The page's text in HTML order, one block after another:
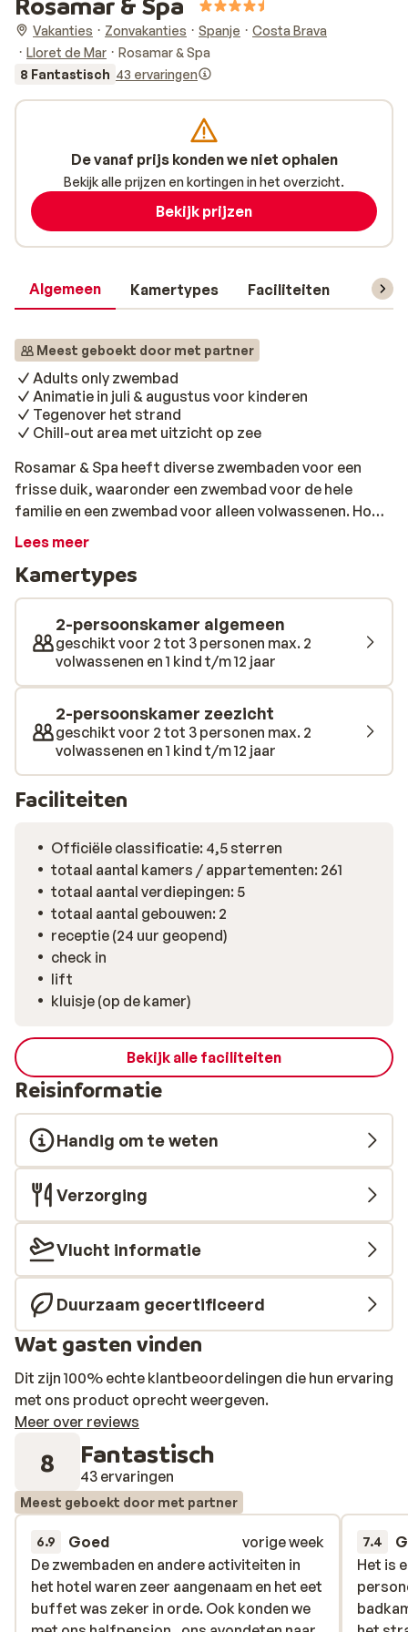
Vakanties Zonvakanties Spanje
Costa Brava
Lloret de Mar
Rosamar & Spa
8 Fantastisch 43 ervaringen
Algemeen Kamertypes Faciliteiten
Meest geboekt door met partner
Adults only zwembad
Animatie in juli & augustus voor kinderen
Tegenover het strand
Chill-out area met uitzicht op zee
Rosamar & Spa heeft diverse zwembaden voor een
frisse duik, waaronder een zwembad voor de hele
familie en een zwembad voor alleen volwassenen. Houd
je van het strand, dan zit je hier goed want dit ligt aan
zee. Ontspan daarna nog eens extra in de spa en laat de
kinderen lekker meedoen met de leuke spellen bij de
miniclub. Dit wordt genieten!
Lees meer
Kamertypes
2-persoonskamer algemeen
geschikt voor 2 tot 3 personen max. 2
volwassenen en 1 kind t/m 12 jaar
2-persoonskamer zeezicht
geschikt voor 2 tot 3 personen max. 2
volwassenen en 1 kind t/m 12 jaar
Faciliteiten
Officiële classificatie: 4,5 sterren
totaal aantal kamers / appartementen: 261
totaal aantal verdiepingen: 5
totaal aantal gebouwen: 2
receptie (24 uur geopend)
check in
lift
kluisje (op de kamer)
Bekijk alle faciliteiten
Reisinformatie
Handig om te weten
Verzorging
Vlucht informatie
Duurzaam gecertificeerd
Wat gasten vinden
Dit zijn 100% echte klantbeoordelingen die hun ervaring
met ons product oprecht weergeven.
Meer over reviews
8 Fantastisch
43 ervaringen
Meest geboekt door met partner
6.9 Goed
vorige week
De zwembaden en andere activiteiten in
het hotel waren zeer aangenaam en het eet
buffet was zeker in orde. Ook konden we
De zwembaden en andere activiteiten in
het hotel waren zeer aangenaam en het eet
buffet was zeker in orde. Ook konden we
7.4
Het is
Het is
De vanaf prijs konden we niet ophalen
Bekijk alle prijzen en kortingen in het overzicht.
Bekijk prijzen